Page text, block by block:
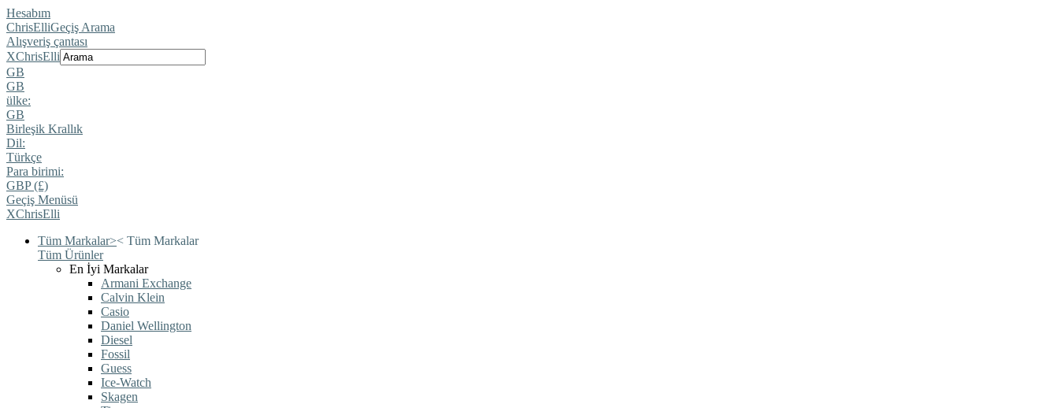
Hesabım
ChrisElliGeçiş Arama
Alışveriş çantası
XChrisElli
GB
GB
ülke:
GB
Birleşik Krallık
Dil:
Türkçe
Para birimi:
GBP (£)
Geçiş Menüsü
XChrisElli
Tüm Markalar>< Tüm Markalar
Tüm Ürünler
En İyi Markalar
Armani Exchange
Calvin Klein
Casio
Daniel Wellington
Diesel
Fossil
Guess
Ice-Watch
Skagen